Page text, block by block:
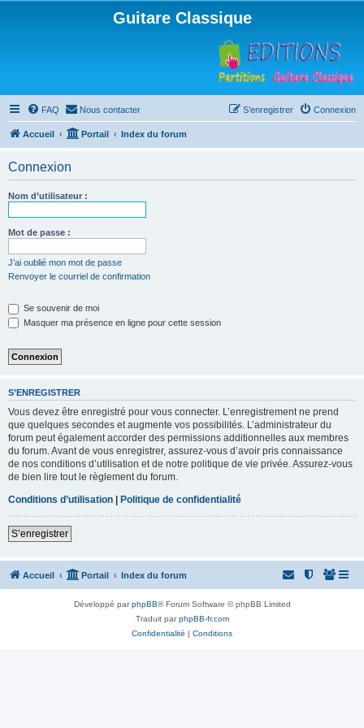
Guitare Classique
FAQ Nous contacter Connexion
S’enregistrer
Accueil Portail Index du forum
Connexion
Nom d’utilisateur :
Mot de passe :
J’ai oublié mon mot de passe
Renvoyer le courriel de confirmation
Se souvenir de moi
Masquer ma présence en ligne pour cette session
S’ENREGISTRER
Vous devez être enregistré pour vous connecter. L’enregistrement ne prend
que quelques secondes et augmente vos possibilités. L’administrateur du
forum peut également accorder des permissions additionnelles aux membres
du forum. Avant de vous enregistrer, assurez-vous d’avoir pris connaissance
de nos conditions d’utilisation et de notre politique de vie privée. Assurez-vous
de bien lire tout le règlement du forum.
Conditions d’utilisation | Politique de confidentialité
S’enregistrer
Accueil Portail Index du forum
Développé parphpBB® Forum Software © phpBB Limited
Traduit parphpBB-fr.com
Confidentialité | Conditions